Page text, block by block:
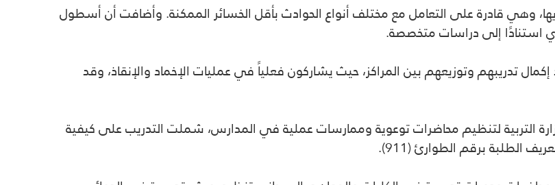
وهي قادرة على التعامل مع مختلف أنواع الحوادث بأقل الخسائر الممكنة. وأضافت أنأسطول
إلى دراسات متخصصة.
إكمال تدريبهم وتوزيعهم بين المراكز، حيث يشاركون فعلياً في عمليات الإخماد والإنقاذ، وقد
التربيةلتنظيم محاضرات توعوية وممارسات عملية في المدارس، شملت التدريب على كيفية
الطلبة برقم الطوارئ (911).